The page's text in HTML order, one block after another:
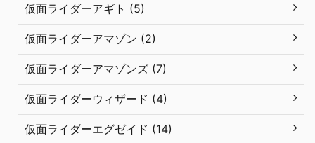
仮面ライダーアギト (5)
仮面ライダーアマゾン (2)
仮面ライダーアマゾンズ (7)
仮面ライダーウィザード (4)
仮面ライダーエグゼイド (14)